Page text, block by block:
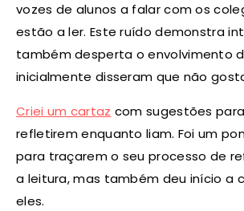
vozes de alunos a falar com os
estão a ler. Este ruído demonstra
também desperta o envolvimento
inicialmente disseram que não
Criei um cartaz com sugestões
refletirem enquanto liam. Foi um
para traçarem o seu processo de
a leitura, mas também deu início a
eles.